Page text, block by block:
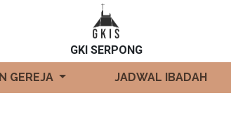
GKI SERPONG
GEREJA JADWAL IBADAH